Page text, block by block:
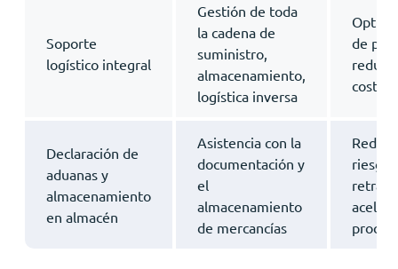
Soporte
logístico integral
Gestión de toda
la cadena de
suministro,
almacenamiento,
logística inversa
de
costes
Declaración de
aduanas y
almacenamiento
en almacén
Asistencia con la
documentación y
el
almacenamiento
de mercancías
riesgo